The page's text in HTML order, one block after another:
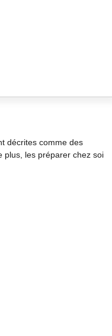
décrites comme des
plus, les préparer chez soi